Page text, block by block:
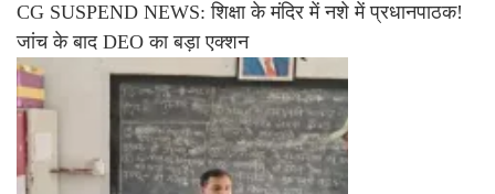
CG SUSPEND NEWS: शिक्षा के मंदिर में नशे में प्रधानपाठक!
जांच के बाद DEO का बड़ा एक्शन